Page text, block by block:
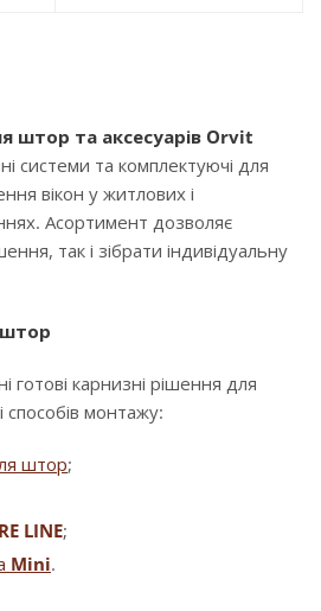
штор та аксесуарів Orvit
системи та комплектуючі для
вікон у житлових і
Асортимент дозволяє
так і зібрати індивідуальну
штор
готові карнизні рішення для
способів монтажу:
штор;
LINE;
Mini.